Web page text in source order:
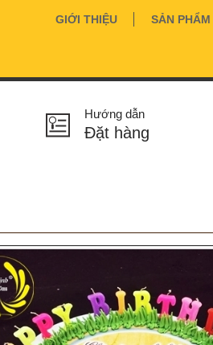
GIỚI THIỆU SẢN
Hướng dẫn
Đặt hàng